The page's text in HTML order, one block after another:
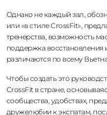
Однако не каждый зал,
или «в стиле CrossFit»,
тренерства, возможность
поддержка восстановления
различаются по всему
Чтобы создать это
CrossFit в стране,
сообщества, удобствах,
дружелюбии к экспатам,